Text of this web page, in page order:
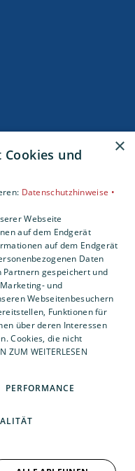
×
und
Datenschutzhinweise •
Webseite
auf dem Endgerät
auf dem Endgerät
Daten
Partnern gespeichert und
und
Webseitenbesuchern
Funktionen für
über deren Interessen
Cookies, die nicht
ZUM WEITERLESEN
PERFORMANCE